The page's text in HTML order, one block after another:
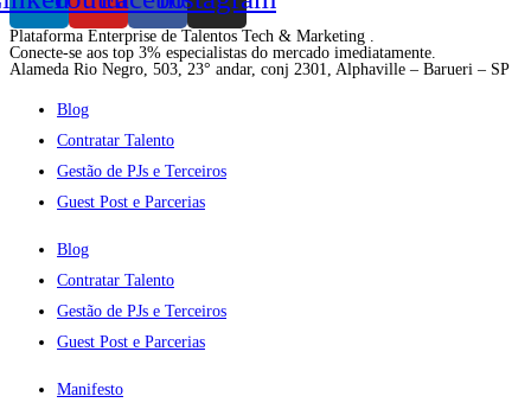
Plataforma Enterprise de Talentos Tech & Marketing .
Conecte-se aos top 3% especialistas do mercado imediatamente.
Alameda Rio Negro, 503, 23° andar, conj 2301, Alphaville – Barueri – SP
Blog
Contratar Talento
Gestão de PJs e Terceiros
Guest Post e Parcerias
Blog
Contratar Talento
Gestão de PJs e Terceiros
Guest Post e Parcerias
Manifesto